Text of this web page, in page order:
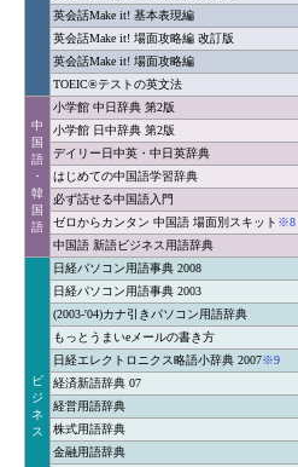
英会話Make it! 基本表現編
英会話Make it! 場面攻略編 改訂版
英会話Make it! 場面攻略編
TOEIC®テストの英文法
中
国
語
・
韓
国
語
小学館 中日辞典 第2版
小学館 日中辞典 第2版
デイリー日中英・中日英辞典
はじめての中国語学習辞典
必ず話せる中国語入門
ゼロからカンタン 中国語 場面別スキット ※8
中国語 新語ビジネス用語辞典
ビ
ジ
ネ
ス
日経パソコン用語事典 2008
日経パソコン用語事典 2003
(2003-'04)カナ引きパソコン用語辞典
もっとうまいeメールの書き方
日経エレクトロニクス略語小辞典 2007※9
経済新語辞典 07
経営用語辞典
株式用語辞典
金融用語辞典